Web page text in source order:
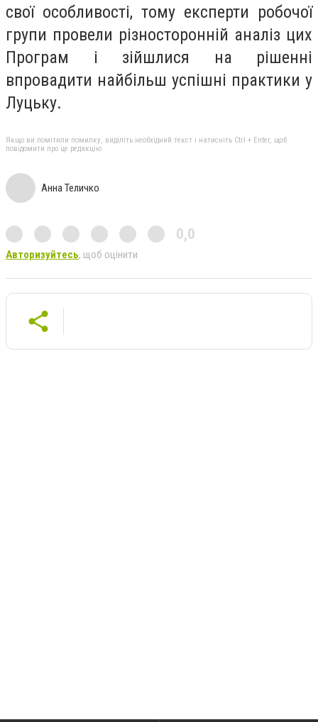
свої особливості, тому експерти робочої
групи провели різносторонній аналіз цих
Програм і зійшлися на рішенні
впровадити найбільш успішні практики у
Луцьку.
Якщо ви помітили помилку, виділіть необхідний текст і натисніть Ctrl + Enter, щоб
повідомити про це редакцію
Анна Теличко
0,0
Авторизуйтесь, щоб оцінити